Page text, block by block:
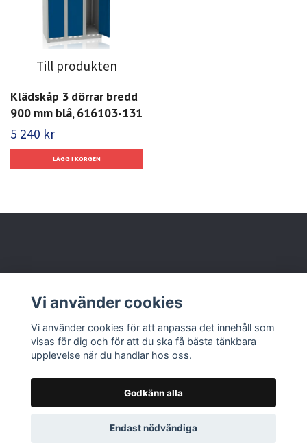
Till produkten
Klädskåp 3 dörrar bredd
900 mm blå, 616103-131
5 240 kr
Läs mer
© 2026 Nolbox AB
Vi använder cookies
Vi använder cookies för att anpassa det innehåll som
visas för dig och för att du ska få bästa tänkbara
upplevelse när du handlar hos oss.
Godkänn alla
Endast nödvändiga